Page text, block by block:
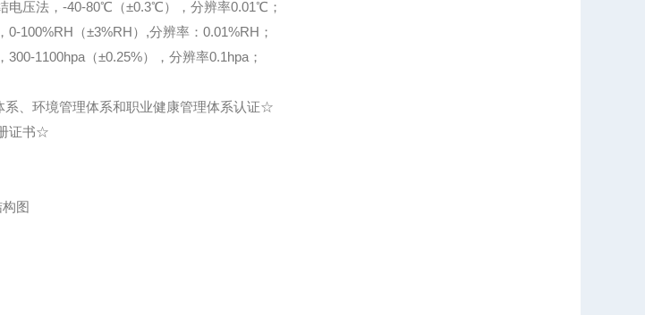
电压法，-40-80℃（±0.3℃），分辨率0.01℃；
100%RH（±3%RH）,分辨率：0.01%RH；
1100hpa（±0.25%），分辨率0.1hpa；
系、环境管理体系和职业健康管理体系认证☆
证书☆
图